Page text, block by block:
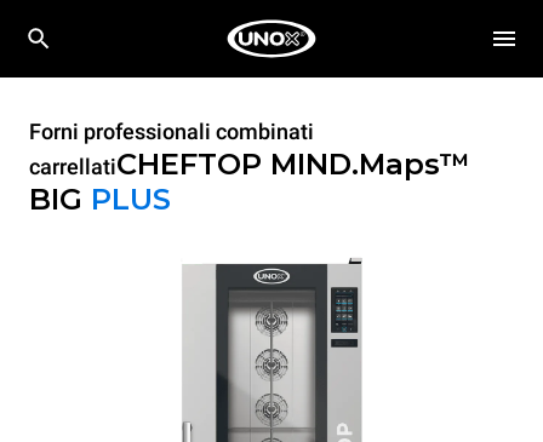
Forni professionali combinati
carrellatiCHEFTOP MIND.Maps™
BIG PLUS